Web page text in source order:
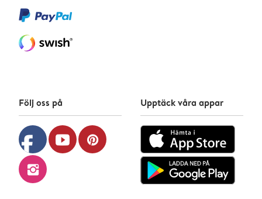
Följ oss på
facebook youtube pinterest
instagram
Upptäck våra appar